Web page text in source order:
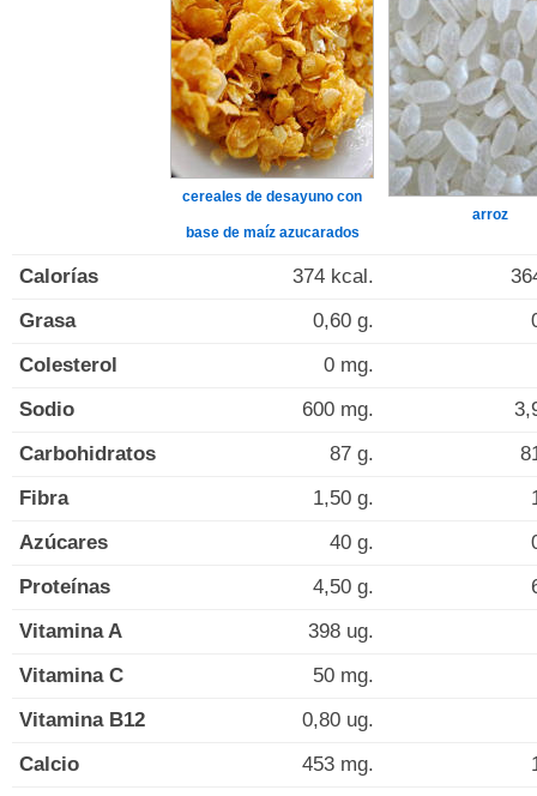
cereales de desayuno con
base de maíz azucarados
arroz
Calorías 374 kcal.
Grasa
0,60 g.
Colesterol
0 mg.
Sodio
600 mg.
Carbohidratos
87 g.
Fibra
1,50 g.
Azúcares
40 g.
Proteínas
4,50 g.
Vitamina A
398 ug.
Vitamina C
50 mg.
Vitamina B12
0,80 ug.
Calcio
453 mg.